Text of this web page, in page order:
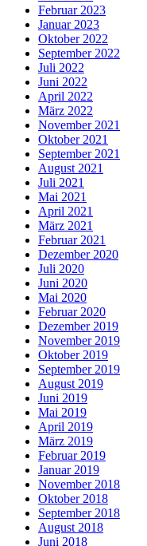
Februar 2023
Januar 2023
Oktober 2022
September 2022
Juli 2022
Juni 2022
April 2022
März 2022
November 2021
Oktober 2021
September 2021
August 2021
Juli 2021
Mai 2021
April 2021
März 2021
Februar 2021
Dezember 2020
Juli 2020
Juni 2020
Mai 2020
Februar 2020
Dezember 2019
November 2019
Oktober 2019
September 2019
August 2019
Juni 2019
Mai 2019
April 2019
März 2019
Februar 2019
Januar 2019
November 2018
Oktober 2018
September 2018
August 2018
Juni 2018